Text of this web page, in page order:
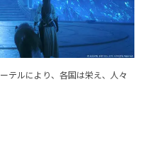
テルにより、各国は栄え、人々